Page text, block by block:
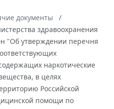
документы
здравоохранения
"Об утверждении перечня
наркотические
в целях
Российской
помощи по